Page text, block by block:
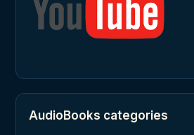
AudioBooks categories